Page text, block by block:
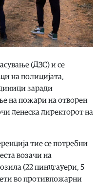
(ДЗС) и се
на полицијата,
заради
на пожари на отворен
денеска директорот на
тие се потребни
возачи на
(22 пинцгауери, 5
во противпожарни